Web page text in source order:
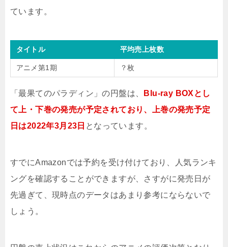
ています。
タイトル 平均売上枚数
アニメ第1期 ？枚
「最果てのパラディン」の円盤は、
Blu-ray BOXとし
て上・下巻の発売が予定されており、上巻の発売予定
日は2022年3月23日 となっています。
すでにAmazonでは予約を受け付けており、人気ランキ
ングを確認することができますが、さすがに発売日が
先過ぎて、現時点のデータはあまり参考にならないで
しょう。